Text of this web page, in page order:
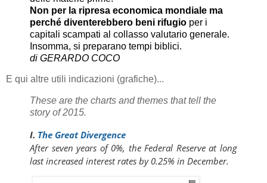
Non per la ripresa economica mondiale ma
perché diventerebbero beni rifugio per i
capitali scampati al collasso valutario generale.
Insomma, si preparano tempi biblici.
di GERARDO COCO
E qui altre utili indicazioni (grafiche)...
These are the charts and themes that tell the
story of 2015.
I. The Great Divergence
After seven years of 0%, the Federal Reserve at long
last increased interest rates by 0.25% in December.